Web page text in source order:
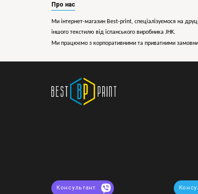
Про нас
Ми інтернет-магазин Best-print, спеціалізуємося на
іншого текстилю від іспанського виробника JHK.
Ми працюємо з корпоративними та приватними
Консультант